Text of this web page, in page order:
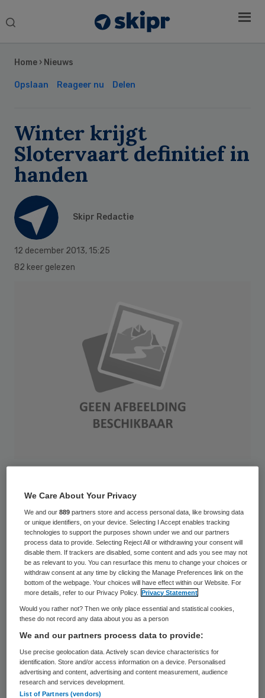
Search
Home › Nieuws
Opslaan Reageer nu Delen
Winter krijgt
Slotervaart definitief in
handen
Skipr Redactie
12 december 2013, 15:25
82 keer gelezen
Slotervaartziekenhuis in Amsterdam gaat
alsnog door. Dit heeft de tijdelijk
onafhankelijk bestuurder van de holdings
van het ziekenhuis Chartlotte Insinger
bekend gemaakt.
In een gezamenlijk persbericht melden de
MC Groep, het Slotervaart en het Antoni
van Leeuwenhoek ziekenhuis (AVL) dat
het AVL enkele onderdelen van het
Slotervaartziekenhuis overneemt.
Hieronder vallen de apotheek activiteiten
Sidebar
We Care About Your Privacy
We and our889 partners store and access personal data, like browsing data
or unique identifiers, on your device. Selecting I Accept enables tracking
technologies to support the purposes shown under we and our partners
process data to provide. Selecting Reject All or withdrawing your consent will
disable them. If trackers are disabled, some content and ads you see may not
be as relevant to you. You can resurface this menu to change your choices or
withdraw consent at any time by clicking the Manage Preferences link on the
bottom of the webpage. Your choices will have effect within our Website. For
more details, refer to our Privacy Policy.
Privacy Statement
Would you rather not? Then we only place essential and statistical cookies,
these do not record any data about you as a person
We and our partners process data to provide:
Use precise geolocation data. Actively scan device characteristics for
identification. Store and/or access information on a device. Personalised
advertising and content, advertising and content measurement, audience
research and services development.
List of Partners (vendors)